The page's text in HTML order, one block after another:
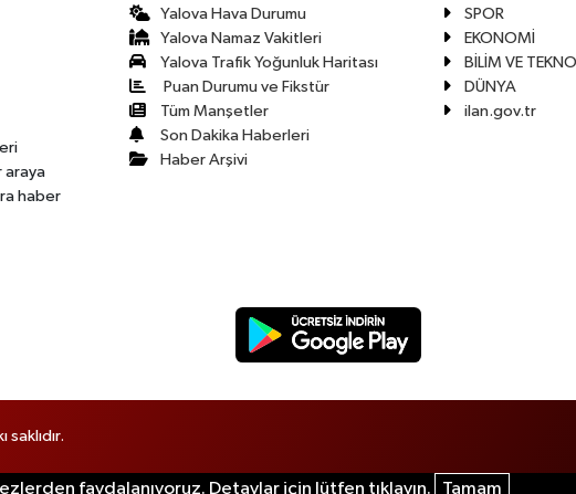
araya
haber
Yalova Hava Durumu
Yalova Namaz Vakitleri
Yalova Trafik Yoğunluk Haritası
Puan Durumu ve Fikstür
Tüm Manşetler
Son Dakika Haberleri
Haber Arşivi
SPOR
EKONOMİ
BİLİM VE
DÜNYA
ilan.gov.tr
faydalanıyoruz. Detaylar için lütfen tıklayın. Tamam